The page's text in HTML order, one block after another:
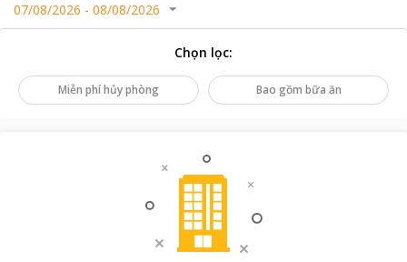
07/08/2026 - 08/08/2026
Chọn lọc:
Miễn phí hủy phòng Bao gồm bữa ăn